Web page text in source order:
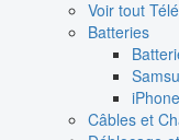
Voir tout
Batteries
iPhone
Câbles et